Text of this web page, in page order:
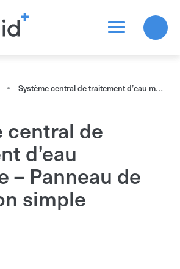
les résultats
Système central de traitement d’eau médicale – Panneau de dérivation simple
central de
d’eau
– Panneau de
simple